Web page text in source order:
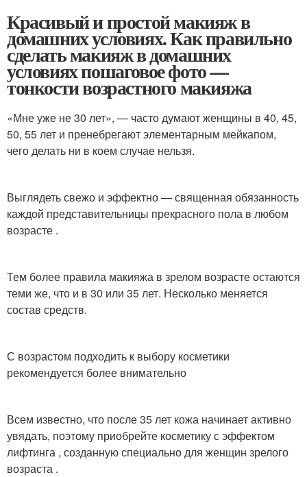
Красивый и простой макияж в
домашних условиях. Как правильно
сделать макияж в домашних
условиях пошаговое фото —
тонкости возрастного макияжа
«Мне уже не 30 лет», — часто думают женщины в 40, 45,
50, 55 лет и пренебрегают элементарным мейкапом,
чего делать ни в коем случае нельзя.
Выглядеть свежо и эффектно — священная обязанность
каждой представительницы прекрасного пола в любом
возрасте .
Тем более правила макияжа в зрелом возрасте остаются
теми же, что и в 30 или 35 лет. Несколько меняется
состав средств.
С возрастом подходить к выбору косметики
рекомендуется более внимательно
Всем известно, что после 35 лет кожа начинает активно
увядать, поэтому приобрейте косметику с эффектом
лифтинга , созданную специально для женщин зрелого
возраста .